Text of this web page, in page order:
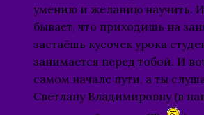
умению и желанию научить.
бывает, что приходишь на
застаёшь кусочек урока
занимается перед тобой. И
самом начале пути, а ты
Светлану Владимировну (в